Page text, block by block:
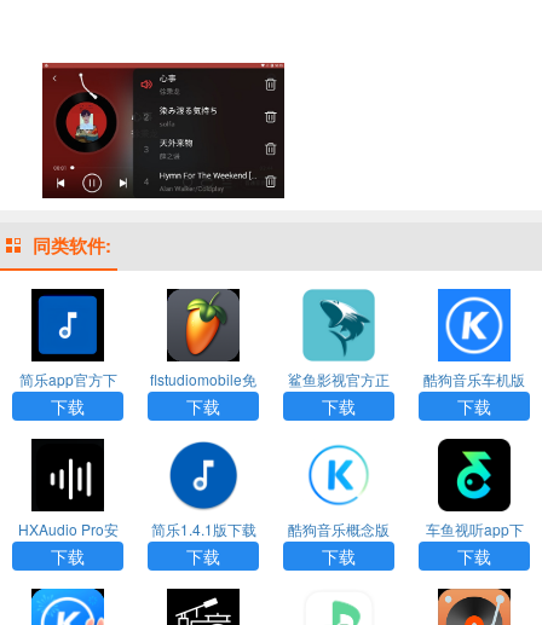
同类软件:
简乐app官方下
载
下载
flstudiomobile免
费版下载
下载
鲨鱼影视官方正
版下载
下载
酷狗音乐车机版
官网下载
下载
HXAudio Pro安
卓版
下载
简乐1.4.1版下载
下载
酷狗音乐概念版
3.0.0版本下载
下载
车鱼视听app下
载官网版
下载